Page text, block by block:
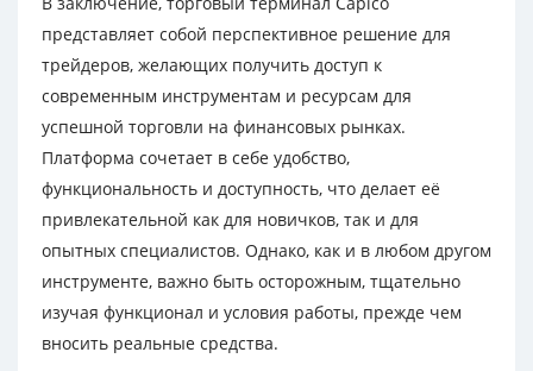
представляет собой перспективное решение для
трейдеров, желающих получить доступ к
современным инструментам и ресурсам для
успешной торговли на финансовых рынках.
Платформа сочетает в себе удобство,
функциональность и доступность, что делает её
привлекательной как для новичков, так и для
опытных специалистов. Однако, как и в любом другом
инструменте, важно быть осторожным, тщательно
изучая функционал и условия работы, прежде чем
вносить реальные средства.